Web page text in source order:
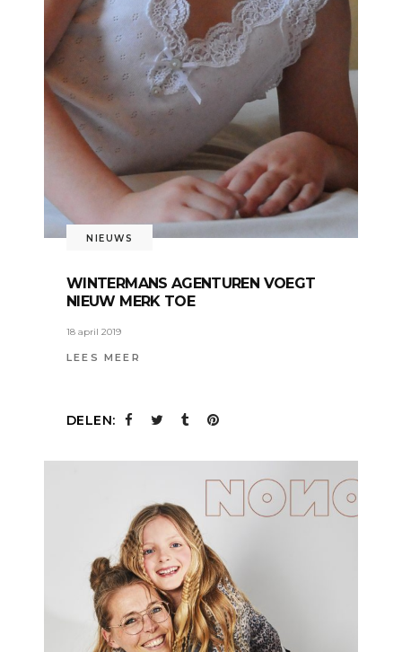
NIEUWS
WINTERMANS AGENTUREN VOEGT
NIEUW MERK TOE
18 april 2019
LEES MEER
DELEN: